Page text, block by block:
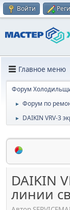
Войти
Главное меню
Форум
► Форум по
► DAIKIN VRV-3
DAIKIN
линии